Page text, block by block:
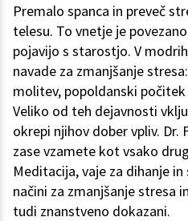
Premalo spanca in preveč
telesu. To vnetje je
pojavijo s starostjo. V
navade za zmanjšanje
molitev, popoldanski
Veliko od teh dejavnosti
okrepi njihov dober vpliv. Dr.
zase vzamete kot vsako
Meditacija, vaje za dihanje
načini za zmanjšanje stresa
tudi znanstveno dokazani.